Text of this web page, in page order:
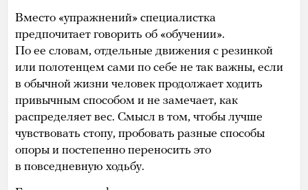
Вместо «упражнений» специалистка
предпочитает говорить об «обучении».
По ее словам, отдельные движения с резинкой
или полотенцем сами по себе не так важны, если
в обычной жизни человек продолжает ходить
привычным способом и не замечает, как
распределяет вес. Смысл в том, чтобы лучше
чувствовать стопу, пробовать разные способы
опоры и постепенно переносить это
в повседневную ходьбу.